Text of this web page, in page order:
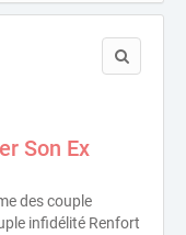
Son Ex
des couple
infidélité Renfort